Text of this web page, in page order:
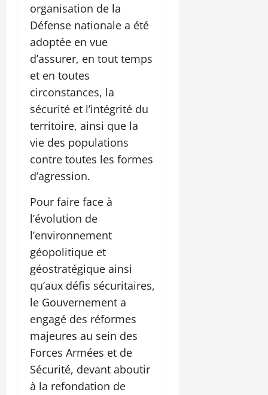
organisation de la
Défense nationale a été
adoptée en vue
d’assurer, en tout temps
et en toutes
circonstances, la
sécurité et l’intégrité du
territoire, ainsi que la
vie des populations
contre toutes les formes
d’agression.
Pour faire face à
l’évolution de
l’environnement
géopolitique et
géostratégique ainsi
qu’aux défis sécuritaires,
le Gouvernement a
engagé des réformes
majeures au sein des
Forces Armées et de
Sécurité, devant aboutir
à la refondation de